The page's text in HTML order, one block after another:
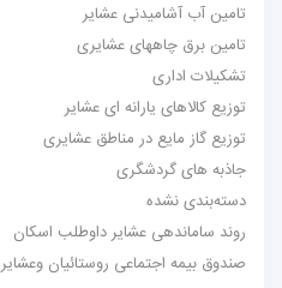
تامین آب آشامیدنی عشایر
تامین برق چاههای عشایری
تشکیلات اداری
توزیع کالاهای یارانه ای عشایر
توزیع گاز مایع در مناطق عشایری
جاذبه های گردشگری
دسته‌بندی نشده
روند ساماندهی عشایر داوطلب اسکان
صندوق بیمه اجتماعی روستائیان وعشایر